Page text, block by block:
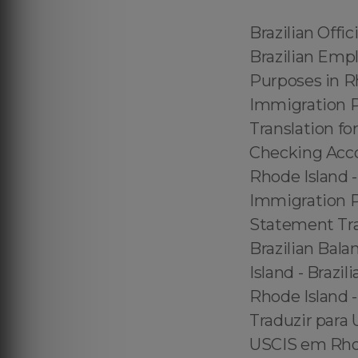
Brazilian Official Translations for US Immigration Purposes in Rhode Island - Brazilian Employment Verification Translation for US Immigration Purposes in Rhode Island – Brazilian Public Deed Translation for US Immigration Purposes in Rhode Island – Brazilian Financial Statements Translation for US Immigration Purposes in Rhode Island – Brazilian Checking Account Statement Translation for US Immigration Purposes in Rhode Island - Brazilian Savings Account Statement Translation for US Immigration Purposes in Rhode Island - Brazilian Investment Account Statement Translation for US Immigration Purposes in Rhode Island - Brazilian Balance Sheet Translation for US Immigration Purposes in Rhode Island - Brazilian Accounting Translation for US Immigration Purposes in Rhode Island - Traduzir para o USCIS em Rhode Island - Afinal? O Que é Traduzir para USCIS em Rhode Island ? - Mas Afinal? O que é Traduzir para USCIS em Rhode Island ? - Traduzir para a USCIS em Rhode Island - Traduzir Documentos para USCIS em Rhode Island - USCIS em Rhode Island Certified Translations - Certified USCIS em Rhode Island Translations - Serviços de Tradução Certificada USCIS em Rhode Island - Serviços de Tradução Juramentada USCIS em Rhode Island - Serviços de Tradução Oficial USCIS em Rhode Island - Serviços de Tradução do USCIS em Rhode Island - Serviços de Tradução da USCIS em Rhode Island - Serviços de Tradução Junto ao USCIS em Rhode Island - Serviços Aprovados de Tradução do USCIS em Rhode Island - Serviços Reconhecidos de Tradução do USCIS em Rhode Island - Serviços Credenciados de Tradução do USCIS em Rhode Island - Traduções Certificadas USCIS em Rhode Island - Tradução Certificada USCIS em Rhode Island - Tradução Juramentada USCIS em Rhode Island - Traduções Juramentadas